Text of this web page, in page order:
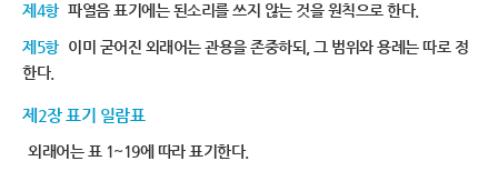
제4항 파열음 표기에는 된소리를 쓰지 않는 것을 원칙으로 한다.
제5항 이미 굳어진 외래어는 관용을 존중하되, 그 범위와 용례는 따로 정
한다.
제2장 표기 일람표
외래어는 표 1~19에 따라 표기한다.